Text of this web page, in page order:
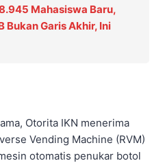
Mahasiswa Baru,
Bukan Garis Akhir, Ini
Otorita IKN menerima
Vending Machine (RVM)
otomatis penukar botol